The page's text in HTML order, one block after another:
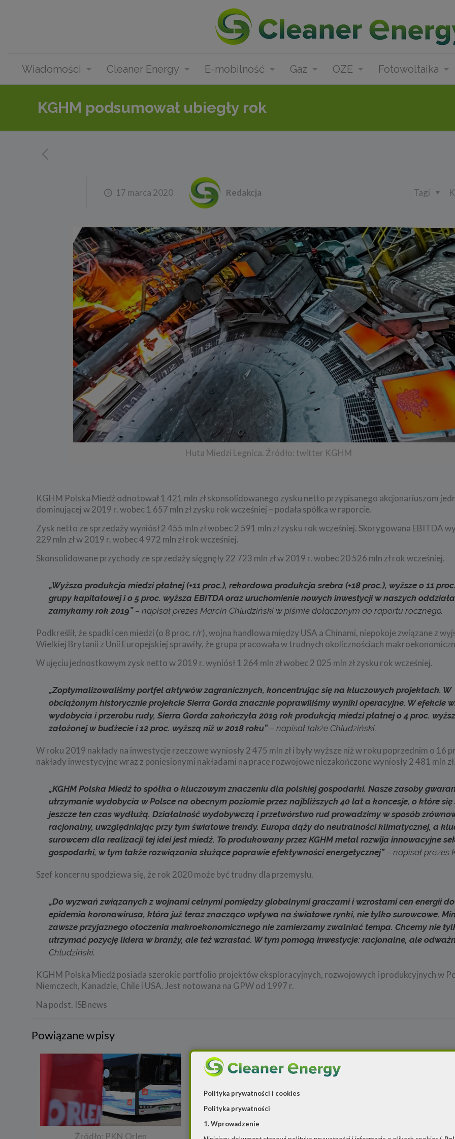
Wiadomości Cleaner Energy E-mobilność Gaz OZE Fotowoltaika
KGHM podsumował ubiegły rok
17 marca 2020 Redakcja Tagi
Huta Miedzi Legnica. Źródło: twitter KGHM
KGHM Polska Miedź odnotował 1 421 mln zł skonsolidowanego zysku netto przypisanego akcjonariuszom
dominującej w 2019 r. wobec 1 657 mln zł zysku rok wcześniej – podała spółka w raporcie.
Zysk netto ze sprzedaży wyniósł 2 455 mln zł wobec 2 591 mln zł zysku rok wcześniej. Skorygowana EBITDA
229 mln zł w 2019 r. wobec 4 972 mln zł rok wcześniej.
Skonsolidowane przychody ze sprzedaży sięgnęły 22 723 mln zł w 2019 r. wobec 20 526 mln zł rok wcześniej.
„Wyższa produkcja miedzi płatnej (+11 proc.), rekordowa produkcja srebra (+18 proc.), wyższe o 11
grupy kapitałowej i o 5 proc. wyższa EBITDA oraz uruchomienie nowych inwestycji w naszych
zamykamy rok 2019”– napisał prezes Marcin Chludziński w piśmie dołączonym do raportu rocznego.
Podkreślił, że spadki cen miedzi (o 8 proc. r/r), wojna handlowa między USA a Chinami, niepokoje związane z
Wielkiej Brytanii z Unii Europejskiej sprawiły, że grupa pracowała w trudnych okolicznościach
W ujęciu jednostkowym zysk netto w 2019 r. wyniósł 1 264 mln zł wobec 2 025 mln zł zysku rok wcześniej.
„Zoptymalizowaliśmy portfel aktywów zagranicznych, koncentrując się na kluczowych projektach. W
obciążonym historycznie projekcie Sierra Gorda znacznie poprawiliśmy wyniki operacyjne. W efekcie
wydobycia i przerobu rudy, Sierra Gorda zakończyła 2019 rok produkcją miedzi płatnej o 4 proc.
założonej w budżecie i 12 proc. wyższą niż w 2018 roku”– napisał także Chludziński.
W roku 2019 nakłady na inwestycje rzeczowe wyniosły 2 475 mln zł i były wyższe niż w roku poprzednim o 16
nakłady inwestycyjne wraz z poniesionymi nakładami na prace rozwojowe niezakończone wyniosły 2 481 mln zł.
„KGHM Polska Miedź to spółka o kluczowym znaczeniu dla polskiej gospodarki. Nasze zasoby
utrzymanie wydobycia w Polsce na obecnym poziomie przez najbliższych 40 lat a koncesje, o które
jeszcze ten czas wydłużą. Działalność wydobywczą i przetwórstwo rud prowadzimy w sposób
racjonalny, uwzględniając przy tym światowe trendy. Europa dąży do neutralności klimatycznej, a
surowcem dla realizacji tej idei jest miedź. To produkowany przez KGHM metal rozwija innowacyjne
gospodarki, w tym także rozwiązania służące poprawie efektywności energetycznej”– napisał prezes
Szef koncernu spodziewa się, że rok 2020 może być trudny dla przemysłu.
„Do wyzwań związanych z wojnami celnymi pomiędzy globalnymi graczami i wzrostami cen energii
epidemia koronawirusa, która już teraz znacząco wpływa na światowe rynki, nie tylko surowcowe.
zawsze przyjaznego otoczenia makroekonomicznego nie zamierzamy zwalniać tempa. Chcemy nie
utrzymać pozycję lidera w branży, ale też wzrastać. W tym pomogą inwestycje: racjonalne, ale
Chludziński.
KGHM Polska Miedź posiada szerokie portfolio projektów eksploracyjnych, rozwojowych i produkcyjnych w
Niemczech, Kanadzie, Chile i USA. Jest notowana na GPW od 1997 r.
Na podst. ISBnews
Powiązane wpisy
Źródło: PKN Orlen Źródło: Enea
Polityka prywatności i cookies
Polityka prywatności
1. Wprowadzenie